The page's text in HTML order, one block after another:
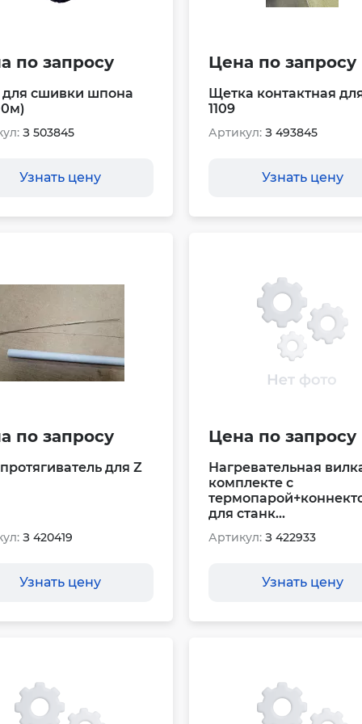
по запросу
для сшивки шпона
З 503845
Узнать цену
Цена по запросу
Щетка контактная
1109
Артикул: З 493845
Узнать цену
по запросу
для Z
З 420419
Узнать цену
Цена по запросу
Нагревательная
комплекте с
для станк...
Артикул: З 422933
Узнать цену